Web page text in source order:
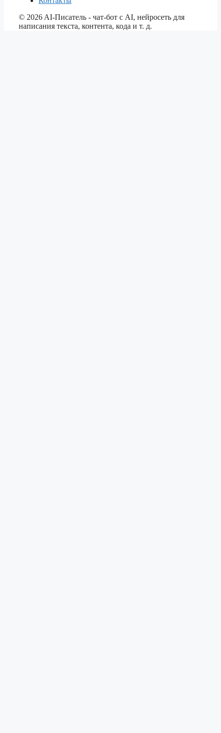
© 2026 AI-Писатель - чат-бот с AI, нейросеть для
написания текста, контента, кода и т. д.